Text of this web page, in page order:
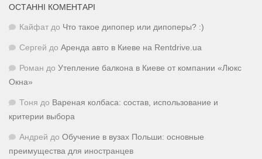
ОСТАННІ КОМЕНТАРІ
Кайфат до Что такое дипопер или дипоперы? :)
Сергей до Аренда авто в Киеве на Rentdrive.ua
Роман до Утепление балкона в Киеве от компании «Люкс
Окна»
Тоня до Вареная колбаса: состав, использование и
критерии выбора
Андрей до Обучение в вузах Польши: основные
преимущества для иностранцев